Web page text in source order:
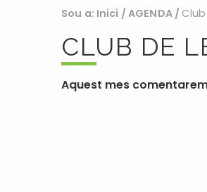
Sou a: Inici /AGENDA /
CLUB DE
Aquest mes